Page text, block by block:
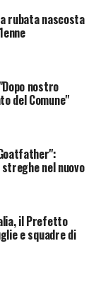
rubata nascosta
nostro
del Comune"
nel nuovo
il Prefetto
e squadre di